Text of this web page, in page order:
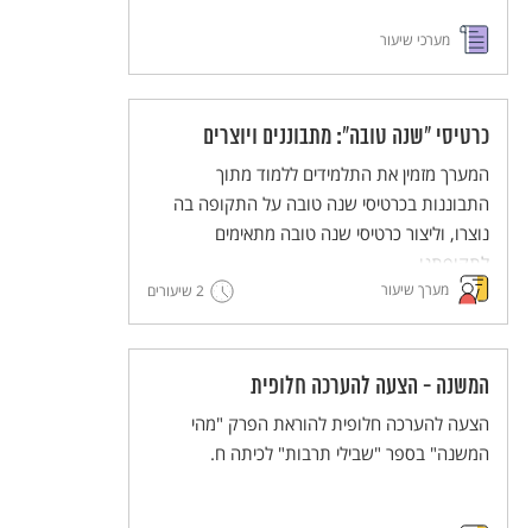
מערכי שיעור
כרטיסי "שנה טובה": מתבוננים ויוצרים
המערך מזמין את התלמידים ללמוד מתוך
התבוננות בכרטיסי שנה טובה על התקופה בה
נוצרו, וליצור כרטיסי שנה טובה מתאימים
לתקופתנו.
מערך שיעור 2 שיעורים
המשנה - הצעה להערכה חלופית
הצעה להערכה חלופית להוראת הפרק "מהי
המשנה" בספר "שבילי תרבות" לכיתה ח.